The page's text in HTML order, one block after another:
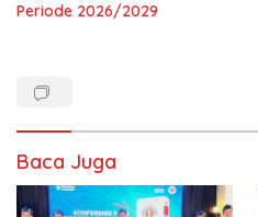
Periode 2026/2029
Baca Juga